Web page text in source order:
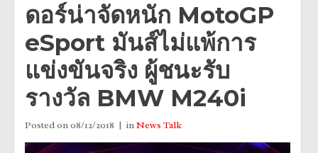
ดอร์น่าจัดหนัก MotoGP
eSport มันส์ไม่แพ้การ
แข่งขันจริง ผู้ชนะรับ
รางวัล BMW M240i
Posted on08/12/2018 inNews Talk